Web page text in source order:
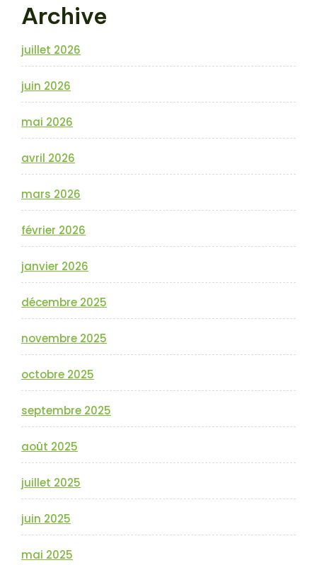
Archive
juillet 2026
juin 2026
mai 2026
avril 2026
mars 2026
février 2026
janvier 2026
décembre 2025
novembre 2025
octobre 2025
septembre 2025
août 2025
juillet 2025
juin 2025
mai 2025